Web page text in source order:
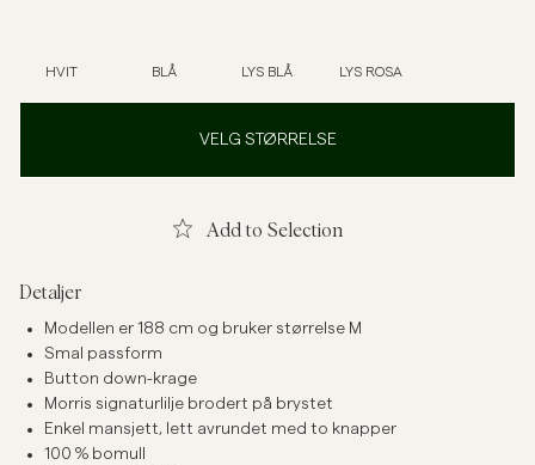
T-skjorter
Undertøy
HVIT BLÅ LYS BLÅ LYS ROSA
VELG STØRRELSE
Add to Selection
Detaljer
Modellen er 188 cm og bruker størrelse M
Smal passform
Button down-krage
Morris signaturlilje brodert på brystet
Enkel mansjett, lett avrundet med to knapper
100 % bomull